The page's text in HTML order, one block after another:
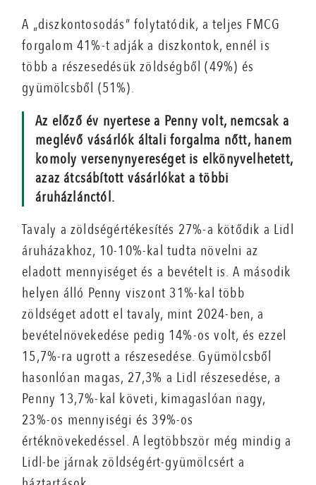
A „diszkontosodás” folytatódik, a teljes FMCG
forgalom 41%-t adják a diszkontok, ennél is
több a részesedésük zöldségből (49%) és
gyümölcsből (51%).
Az előző év nyertese a Penny volt, nemcsak a
meglévő vásárlók általi forgalma nőtt, hanem
komoly versenynyereséget is elkönyvelhetett,
azaz átcsábított vásárlókat a többi
áruházlánctól.
Tavaly a zöldségértékesítés 27%-a kötődik a Lidl
áruházakhoz, 10-10%-kal tudta növelni az
eladott mennyiséget és a bevételt is. A második
helyen álló Penny viszont 31%-kal több
zöldséget adott el tavaly, mint 2024-ben, a
bevételnövekedése pedig 14%-os volt, és ezzel
15,7%-ra ugrott a részesedése. Gyümölcsből
hasonlóan magas, 27,3% a Lidl részesedése, a
Penny 13,7%-kal követi, kimagaslóan nagy,
23%-os mennyiségi és 39%-os
értéknövekedéssel. A legtöbbször még mindig a
Lidl-be járnak zöldségért-gyümölcsért a